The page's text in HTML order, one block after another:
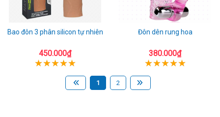
Bao đôn 3 phân silicon tự nhiên
450.000₫
Đôn dên rung hoa
380.000₫
1 2